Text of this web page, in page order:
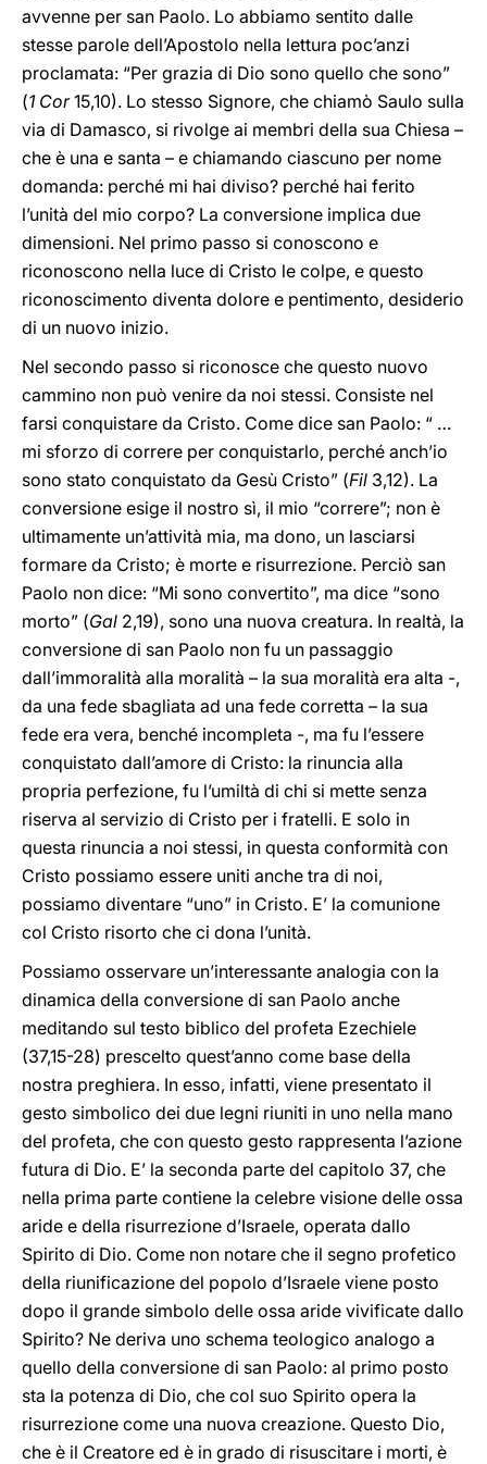
avvenne per san Paolo. Lo abbiamo sentito dalle
stesse parole dell’Apostolo nella lettura poc’anzi
proclamata: “Per grazia di Dio sono quello che sono”
(1 Cor15,10). Lo stesso Signore, che chiamò Saulo sulla
via di Damasco, si rivolge ai membri della sua Chiesa –
che è una e santa – e chiamando ciascuno per nome
domanda: perché mi hai diviso? perché hai ferito
l’unità del mio corpo? La conversione implica due
dimensioni. Nel primo passo si conoscono e
riconoscono nella luce di Cristo le colpe, e questo
riconoscimento diventa dolore e pentimento, desiderio
di un nuovo inizio.
Nel secondo passo si riconosce che questo nuovo
cammino non può venire da noi stessi. Consiste nel
farsi conquistare da Cristo. Come dice san Paolo: “ …
mi sforzo di correre per conquistarlo, perché anch’io
sono stato conquistato da Gesù Cristo” (Fil 3,12). La
conversione esige il nostro sì, il mio “correre”; non è
ultimamente un’attività mia, ma dono, un lasciarsi
formare da Cristo; è morte e risurrezione. Perciò san
Paolo non dice: “Mi sono convertito”, ma dice “sono
morto” (Gal 2,19), sono una nuova creatura. In realtà, la
conversione di san Paolo non fu un passaggio
dall’immoralità alla moralità – la sua moralità era alta -,
da una fede sbagliata ad una fede corretta – la sua
fede era vera, benché incompleta -, ma fu l’essere
conquistato dall’amore di Cristo: la rinuncia alla
propria perfezione, fu l’umiltà di chi si mette senza
riserva al servizio di Cristo per i fratelli. E solo in
questa rinuncia a noi stessi, in questa conformità con
Cristo possiamo essere uniti anche tra di noi,
possiamo diventare “uno” in Cristo. E’ la comunione
col Cristo risorto che ci dona l’unità.
Possiamo osservare un’interessante analogia con la
dinamica della conversione di san Paolo anche
meditando sul testo biblico del profeta Ezechiele
(37,15-28) prescelto quest’anno come base della
nostra preghiera. In esso, infatti, viene presentato il
gesto simbolico dei due legni riuniti in uno nella mano
del profeta, che con questo gesto rappresenta l’azione
futura di Dio. E’ la seconda parte del capitolo 37, che
nella prima parte contiene la celebre visione delle ossa
aride e della risurrezione d’Israele, operata dallo
Spirito di Dio. Come non notare che il segno profetico
della riunificazione del popolo d’Israele viene posto
dopo il grande simbolo delle ossa aride vivificate dallo
Spirito? Ne deriva uno schema teologico analogo a
quello della conversione di san Paolo: al primo posto
sta la potenza di Dio, che col suo Spirito opera la
risurrezione come una nuova creazione. Questo Dio,
che è il Creatore ed è in grado di risuscitare i morti, è